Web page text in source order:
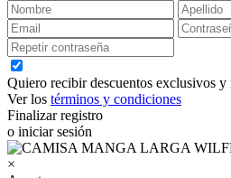
Quiero recibir descuentos exclusivos y
Ver los términos y condiciones
Finalizar registro
o iniciar sesión
×